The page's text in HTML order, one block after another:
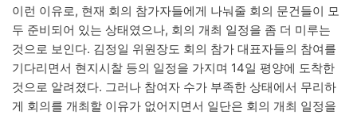
이런 이유로, 현재 회의 참가자들에게 나눠줄 회의 문건들이 모
두 준비되어 있는 상태였으나, 회의 개최 일정을 좀 더 미루는
것으로 보인다. 김정일 위원장도 회의 참가 대표자들의 참여를
기다리면서 현지시찰 등의 일정을 가지며 14일 평양에 도착한
것으로 알려졌다. 그러나 참여자 수가 부족한 상태에서 무리하
게 회의를 개최할 이유가 없어지면서 일단은 회의 개최 일정을